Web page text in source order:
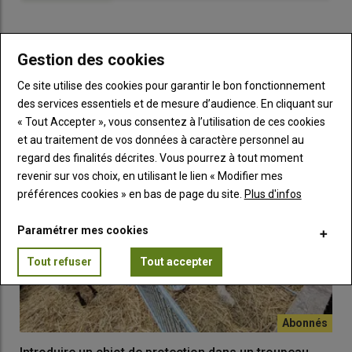
stage chez un berger-éleveur durant mon BTS. Je me suis
retrouvée àgarder seuledes brebis en estive… et ce qui n’était
qu’un job d’été s’est transformé enpassion.»
Une formation au rythme des saisons
La formation de berger au Merle a uneparticularité: celle
d’êtrecalquée sur le cycle de productionannuel d’une
êtresalarié toute l’année, sur tout le cycle de production de la
brebis», explique Frédéric Laurent. L’année de formation
débute mi-septembre avec la descente des brebis d’estive puis
les agnelages au domaine du Merle. Les élèves alternentcours
et stagesen exploitation.
En janvier, ils attaquent le programme sur lepastoralisme,
avec des cours de chiens de conduite et de garde de troupeau.
Gestion des cookies
Ce site utilise des cookies pour garantir le bon fonctionnement
des services essentiels et de mesure d’audience. En cliquant sur
« Tout Accepter », vous consentez à l’utilisation de ces cookies
et au traitement de vos données à caractère personnel au
regard des finalités décrites. Vous pourrez à tout moment
revenir sur vos choix, en utilisant le lien « Modifier mes
préférences cookies » en bas de page du site. Plus d'infos
Paramétrer mes cookies
Tout refuser Tout accepter